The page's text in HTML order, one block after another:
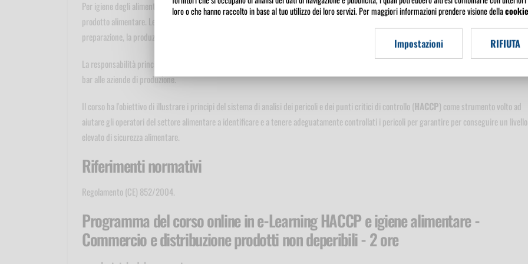
Per igiene degli alimenti si intendono le misure e le condizioni necessarie per controllare i pericoli e garantire l'idoneità al consumo umano di
prodotto alimentare. Le misure di prevenzione sono quindi tutte quelle necessarie per garantire la sicurezza degli alimenti durante la
preparazione, la produzione, il deposito, il trasporto, la distribuzione e l'immissione sul mercato, la fornitura o la somministrazione al cliente.
La responsabilità principale per la sicurezza degli alimenti è quindi di ogni
che opera nel settore alimentare, qualunque sia l'attività,
bar alle aziende di produzione.
Il corso ha l'obiettivo di illustrare i principi del sistema di analisi dei pericoli e dei punti critici di controllo (HACCP) come strumento volto ad
aiutare gli operatori del settore alimentare a identificare e a tenere adeguatamente controllati i pericoli per garantire per conseguire un livello
elevato di sicurezza alimentare.
Riferimenti normativi
Regolamento (CE) 852/2004.
Programma del corso online in e-Learning HACCP e igiene alimentare -
Commercio e distribuzione prodotti non deperibili - 2 ore
loro o che hanno raccolto in base al tuo utilizzo dei loro servizi. Per maggiori informazioni prendere visione della
Impostazioni RIFIUTA